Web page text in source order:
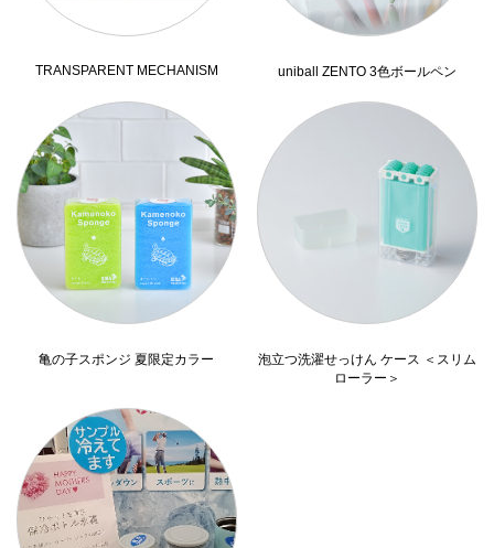
TRANSPARENT MECHANISM uniball ZENTO 3色ボールペン
亀の子スポンジ 夏限定カラー
泡立つ洗濯せっけん ケース ＜スリム
ローラー＞